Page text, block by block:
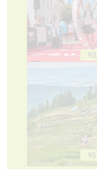
93
95